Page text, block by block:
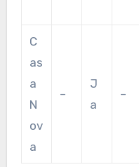
C
as
a
N
ov
a
–
J
a
–